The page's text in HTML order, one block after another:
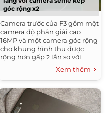
góc rộng x2
Camera trước của F3 gồm một
camera độ phân giải cao
16MP và một camera góc rộng
cho khung hình thu được
rộng hơn gấp 2 lần so với
camera selfie thông thường.
Xem thêm